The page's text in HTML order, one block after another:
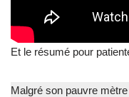
Et le résumé pour
Malgré son pauvre mètre